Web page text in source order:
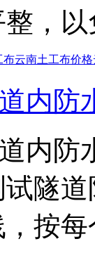
，
布云南土工布价格
内防
内防
隧
按